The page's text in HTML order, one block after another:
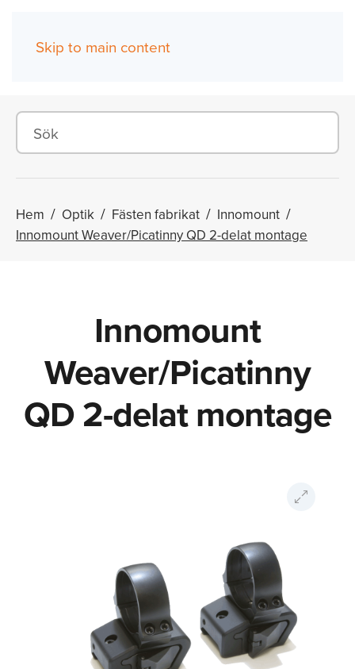
Skip to main content
Hem Optik Fästen fabrikat
Innomount
Innomount Weaver/Picatinny QD 2-delat montage
Innomount
Weaver/Picatinny
QD 2-delat montage